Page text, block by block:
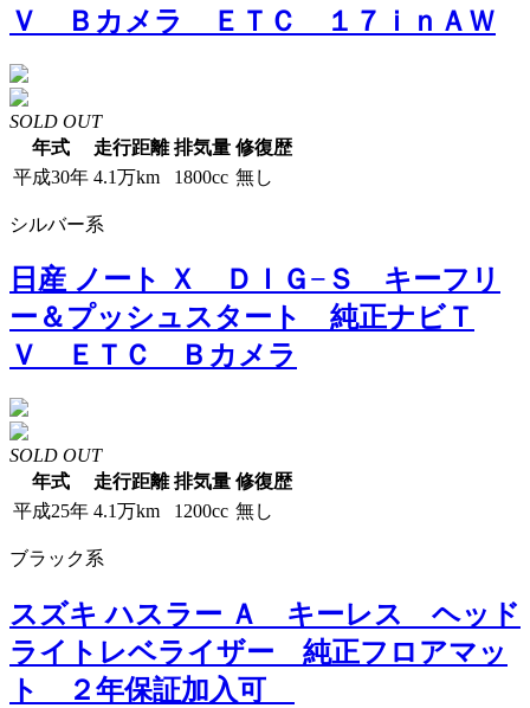
Ｖ Ｂカメラ ＥＴＣ １７ｉｎＡＷ
SOLD OUT
年式
走行距離 排気量 修復歴
平成30年 4.1万km 1800cc 無し
シルバー系
日産 ノート Ｘ ＤＩＧ−Ｓ キーフリ
ー＆プッシュスタート 純正ナビＴ
Ｖ ＥＴＣ Ｂカメラ
SOLD OUT
年式
走行距離 排気量 修復歴
平成25年 4.1万km 1200cc 無し
ブラック系
スズキ ハスラー Ａ キーレス ヘッド
ライトレベライザー 純正フロアマッ
ト ２年保証加入可